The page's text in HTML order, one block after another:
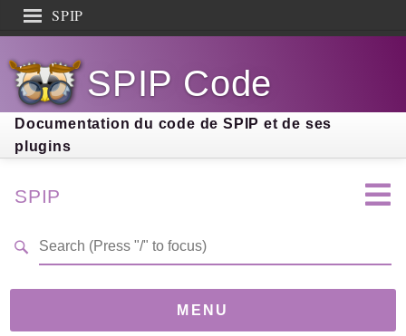
SPIP
Documentation
Contribution
Entraide
Découverte
SPIP Code
Documentation du code de SPIP et de ses
plugins
SPIP
MENU
Search results